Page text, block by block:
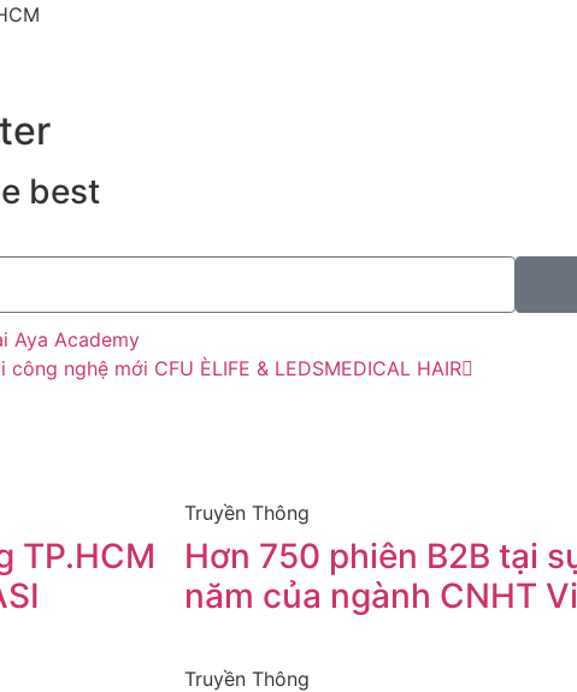
best
Aya Academy
nghệ mới CFU ÈLIFE & LEDSMEDICAL HAIR
TP.HCM
Truyền Thông
Hơn 750 phiên B2B tại
năm của ngành CNHT
Truyền Thông